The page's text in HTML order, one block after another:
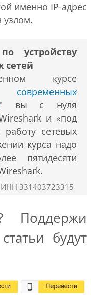
именно IP-адрес
узлом.
устройству
сетей
курсе
" вы с нуля
и «под
сетевых
курса надо
пятидесяти
331403723315
Поддержи
будут